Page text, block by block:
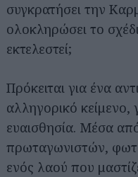
συγκρατήσει την
ολοκληρώσει το
εκτελεστεί;
Πρόκειται για ένα
αλληγορικό κείμενο,
ευαισθησία. Μέσα
πρωταγωνιστών,
ενός λαού που